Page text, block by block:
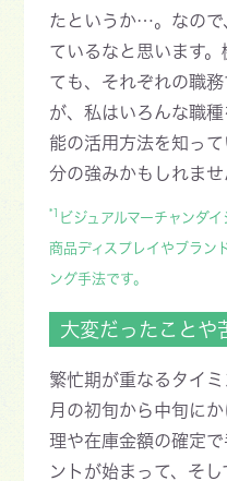
たというか…。なので
ているなと思います
ても、それぞれの職
が、私はいろんな職
能の活用方法を知っ
分の強みかもしれませ
*1 ビジュアルマーチャンダ
商品ディスプレイやブラン
ング手法です。
大変だったことや
繁忙期が重なるタイ
月の初旬から中旬に
理や在庫金額の確定
ントが始まって、そ